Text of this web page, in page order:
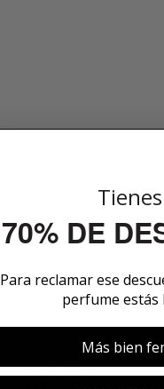
Tipo de aroma
70% DE
Para reclamar ese
perfume estás
Más bien